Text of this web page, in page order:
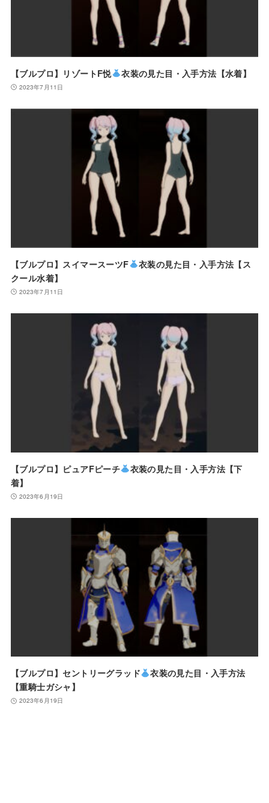
【ブルプロ】リゾートF悦 衣装の見た目・入手方法【水着】
2023年7月11日
【ブルプロ】スイマースーツF
衣装の見た目・入手方法【ス
クール水着】
2023年7月11日
【ブルプロ】ピュアFピーチ
衣装の見た目・入手方法【下
着】
2023年6月19日
【ブルプロ】セントリーグラッド
衣装の見た目・入手方法
【重騎士ガシャ】
2023年6月19日